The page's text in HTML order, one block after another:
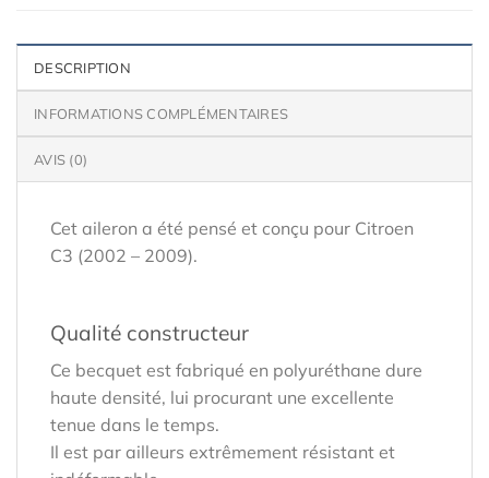
DESCRIPTION
INFORMATIONS COMPLÉMENTAIRES
AVIS (0)
Cet aileron a été pensé et conçu pour Citroen
C3 (2002 – 2009).
Qualité constructeur
Ce becquet est fabriqué en polyuréthane dure
haute densité, lui procurant une excellente
tenue dans le temps.
Il est par ailleurs extrêmement résistant et